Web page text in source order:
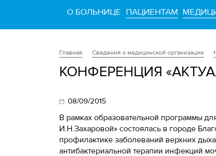
О БОЛЬНИЦЕ ПАЦИЕНТАМ
Главная Сведения о медицинской организации
КОНФЕРЕНЦИЯ
08/09/2015
В рамках образовательной программы
И.Н.Захаровой» состоялась в городе
профилактике заболеваний верхних
антибактериальной терапии инфекций